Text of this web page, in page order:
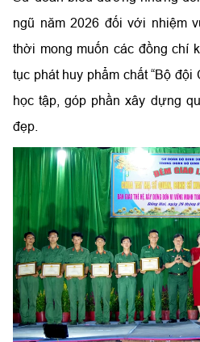
ngũ năm 2026 đối với nhiệm
thời mong muốn các đồng chí
tục phát huy phẩm chất “Bộ đội
học tập, góp phần xây dựng
đẹp.